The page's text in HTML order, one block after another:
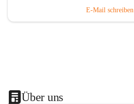
E-Mail schreiben
Über uns